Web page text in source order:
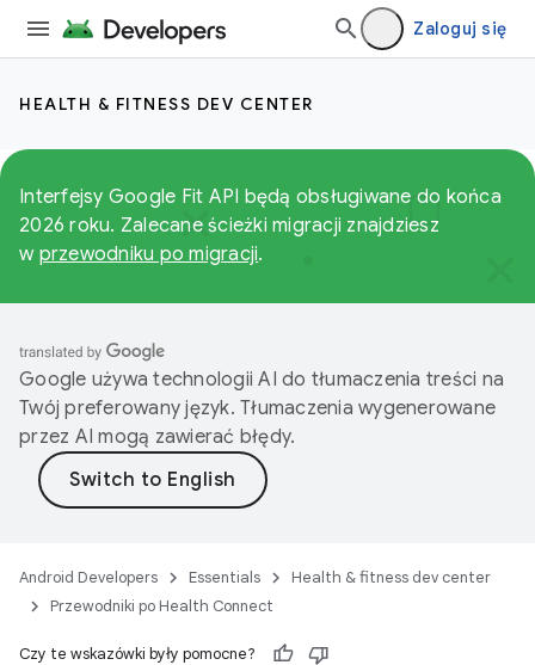
Zaloguj się
HEALTH & FITNESS DEV CENTER
Interfejsy Google Fit API będą obsługiwane do końca
2026 roku. Zalecane ścieżki migracji znajdziesz
w przewodniku po migracji.
Google używa technologii AI do tłumaczenia treści na
Twój preferowany język. Tłumaczenia wygenerowane
przez AI mogą zawierać błędy.
Android Developers Essentials
Health & fitness dev center
Przewodniki po Health Connect
Czy te wskazówki były pomocne?